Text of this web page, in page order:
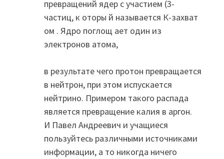
превращений ядер с участием (3-
частиц, к оторы й называется К-захват
ом . Ядро поглощ ает один из
электронов атома,
в результате чего протон превращается
в нейтрон, при этом испускается
нейтрино. Примером такого распада
является превращение калия в аргон.
И Павел Андреевич и учащиеся
пользуйтесь различными источниками
информации, а то никогда ничего